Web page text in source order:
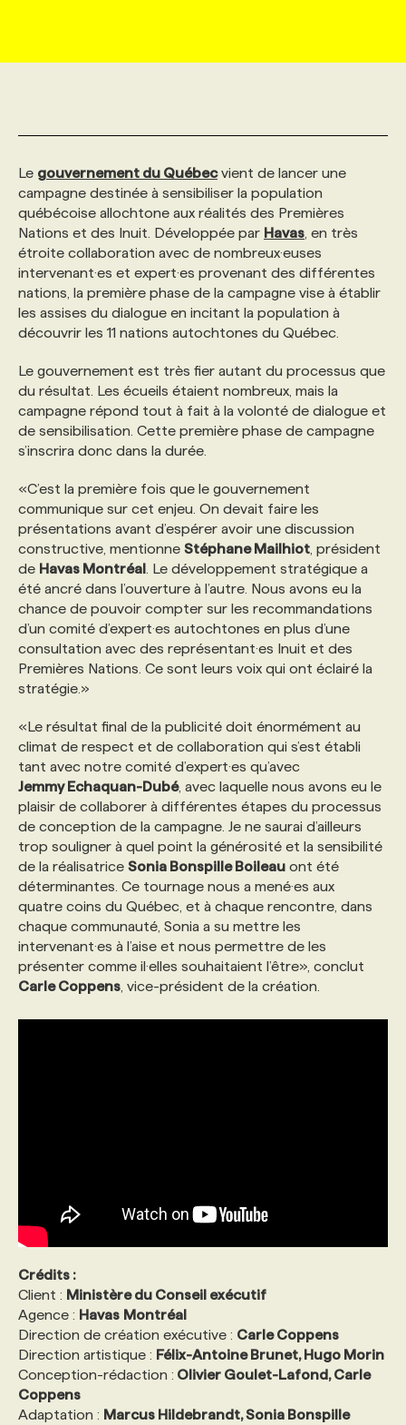
PRIX ET DISTINCTIONS
TENDANCES
GEO/SEO
ÉVÉNEMENTIEL
NOS AUTEUR‧RICES
ANNONCEZ AVEC NOUS
FAQ
ANNONCEZ AVEC NOUS
ANNONCEZ AVEC NOUS
NOS PARCOURS DE FORMATIONS
FORMATIONS PERSONNALISÉES
NOS FORMATEUR‧RICES
POURQUOI CHOISIR NOS FORMATIONS
NOS TARIFS
PROGRAMMES DE SUBVENTIONS
FAQ
ANNONCEZ AVEC NOUS
SERVICE DE CHASSE DE TÊTE
NOS TARIFS
NOS EXPERTISES
FAQ
ANNONCEZ AVEC NOUS
Le gouvernement du Québecvient de lancer une
campagne destinée à sensibiliser la population
québécoise allochtone aux réalités des Premières
Nations et des Inuit. Développée par Havas , en très
étroite collaboration avec de nombreux·euses
intervenant·es et expert·es provenant des différentes
nations, la première phase de la campagne vise à établir
les assises du dialogue en incitant la population à
découvrir les 11 nations autochtones du Québec.
Le gouvernement est très fier autant du processus que
du résultat. Les écueils étaient nombreux, mais la
campagne répond tout à fait à la volonté de dialogue et
de sensibilisation. Cette première phase de campagne
s’inscrira donc dans la durée.
«C’est la première fois que le gouvernement
communique sur cet enjeu. On devait faire les
présentations avant d’espérer avoir une discussion
constructive, mentionne Stéphane Mailhiot , président
de Havas Montréal . Le développement stratégique a
été ancré dans l’ouverture à l’autre. Nous avons eu la
chance de pouvoir compter sur les recommandations
d’un comité d’expert·es autochtones en plus d’une
consultation avec des représentant·es Inuit et des
Premières Nations. Ce sont leurs voix qui ont éclairé la
stratégie.»
«Le résultat final de la publicité doit énormément au
climat de respect et de collaboration qui s’est établi
tant avec notre comité d’expert·es qu’avec
Jemmy Echaquan-Dubé, avec laquelle nous avons eu le
plaisir de collaborer à différentes étapes du processus
de conception de la campagne. Je ne saurai d’ailleurs
trop souligner à quel point la générosité et la sensibilité
de la réalisatrice Sonia Bonspille Boileau ont été
déterminantes. Ce tournage nous a mené·es aux
quatre coins du Québec, et à chaque rencontre, dans
chaque communauté, Sonia a su mettre les
intervenant·es à l’aise et nous permettre de les
présenter comme il·elles souhaitaient l’être», conclut
Carle Coppens , vice-président de la création.
Crédits :
Client : Ministère du Conseil exécutif
Agence : Havas Montréal
Direction de création exécutive : Carle Coppens
Direction artistique : Félix-Antoine Brunet, Hugo Morin
Conception-rédaction : Olivier Goulet-Lafond,Carle
Coppens
Adaptation : Marcus Hildebrandt, Sonia Bonspille